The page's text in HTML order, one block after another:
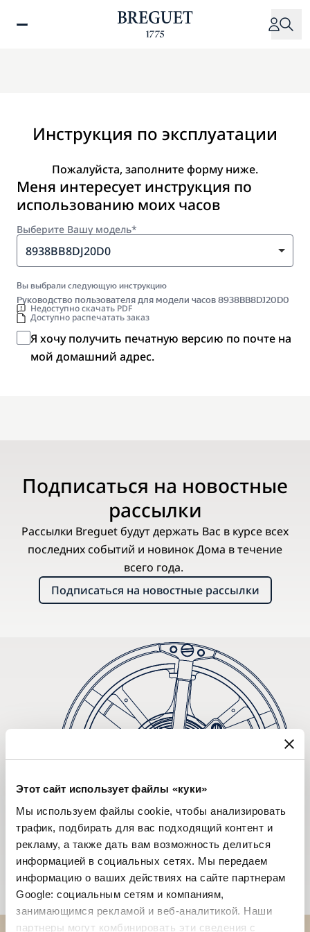
Этот сайт использует файлы «куки»
Мы используем файлы cookie, чтобы анализировать
трафик, подбирать для вас подходящий контент и
рекламу, а также дать вам возможность делиться
информацией в социальных сетях. Мы передаем
информацию о ваших действиях на сайте партнерам
Google: социальным сетям и компаниям,
занимающимся рекламой и веб-аналитикой. Наши
партнеры могут комбинировать эти сведения с
Инструкция по эксплуатации
Пожалуйста, заполните форму ниже.
Меня интересует инструкция по
использованию моих часов
Выберите Вашу модель*
8938BB8DJ20D0
Вы выбрали следующую инструкцию
Руководство пользователя для модели часов 8938BB8DJ20D0
Недоступно скачать PDF
Доступно распечатать заказ
Я хочу получить печатную версию по почте на
мой домашний адрес.
Подписаться на новостные
рассылки
Рассылки Breguet будут держать Вас в курсе всех
последних событий и новинок Дома в течение
всего года.
Подписаться на новостные рассылки